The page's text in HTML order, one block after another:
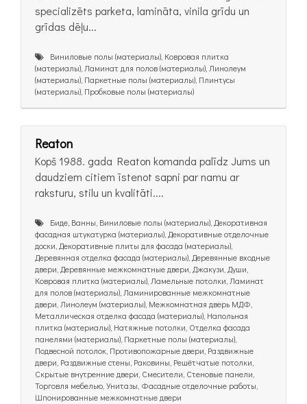
specializēts parketa, lamināta, vinila grīdu un
grīdas dēļu...
Виниловые полы (материалы), Ковровая плитка
(материалы), Ламинат для полов (материалы), Линолеум
(материалы), Паркетные полы (материалы), Плинтусы
(материалы), Пробковые полы (материалы)
Reaton
Kopš 1988. gada Reaton komanda palīdz Jums un
daudziem citiem īstenot sapni par namu ar
raksturu, stilu un kvalitāti....
Биде, Ванны, Виниловые полы (материалы), Декоративная
фасадная штукатурка (материалы), Декоративные отделочные
доски, Декоративные плиты для фасада (материалы),
Деревянная отделка фасада (материалы), Деревянные входные
двери, Деревянные межкомнатные двери, Джакузи, Души,
Ковровая плитка (материалы), Ламельные потолки, Ламинат
для полов (материалы), Ламинированные межкомнатные
двери, Линолеум (материалы), Межкомнатная дверь МДФ,
Металлическая отделка фасада (материалы), Напольная
плитка (материалы), Натяжные потолки, Отделка фасада
панелями (материалы), Паркетные полы (материалы),
Подвесной потолок, Противопожарные двери, Раздвижные
двери, Раздвижные стены, Раковины, Решётчатые потолки,
Скрытые внутренние двери, Смесители, Стеновые панели,
Торговля мебелью, Унитазы, Фасадные отделочные работы,
Шпонированные межкомнатные двери